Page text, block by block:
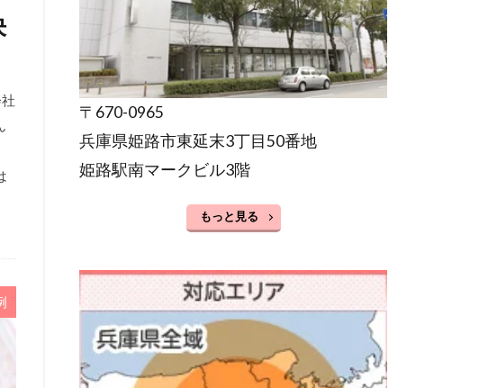
〒670-0965
兵庫県姫路市東延末3丁目50番地
姫路駅南マークビル3階
もっと見る